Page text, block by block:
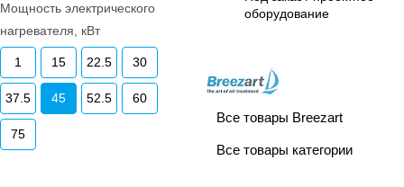
Мощность электрического
нагревателя, кВт
1 15 22.5 30
37.5 45 52.5 60
75
оборудование
Все товары Breezart
Все товары категории